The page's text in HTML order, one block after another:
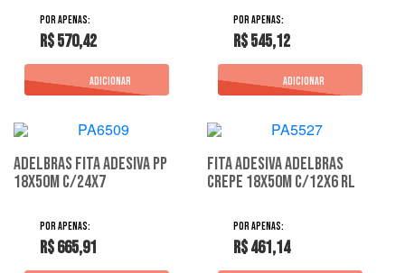
R$ 570,42 R$ 545,12
Adelbras Fita Adesiva Pp
18X50M C/24X7
R$ 665,91
Fita Adesiva Adelbras
Crepe 18X50M C/12X6 Rl
R$ 461,14